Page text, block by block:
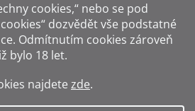
cookies,“ nebo se pod
dozvědět vše podstatné
Odmítnutím cookies zároveň
bylo 18 let.
najdete zde.
osobám mladším 18 let.